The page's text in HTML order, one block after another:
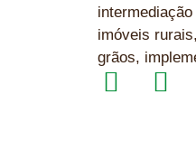
imóveis
grãos,